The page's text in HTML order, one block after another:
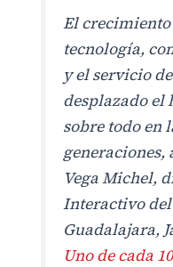
El crecimiento
tecnología,
y el servicio
desplazado el
sobre todo en
Vega Michel,
Interactivo
Guadalajara,
Uno de cada